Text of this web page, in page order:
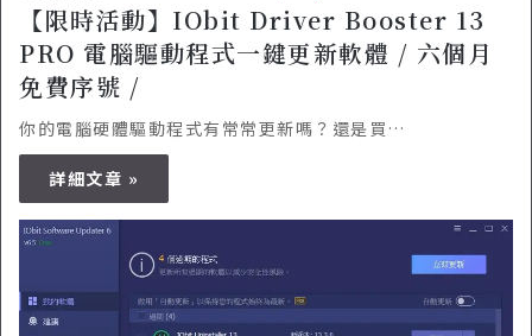
【限時活動】IObit Driver Booster 13
PRO 電腦驅動程式一鍵更新軟體 / 六個月
免費序號 /
你的電腦硬體驅動程式有常常更新嗎？還是買…
詳細文章 »